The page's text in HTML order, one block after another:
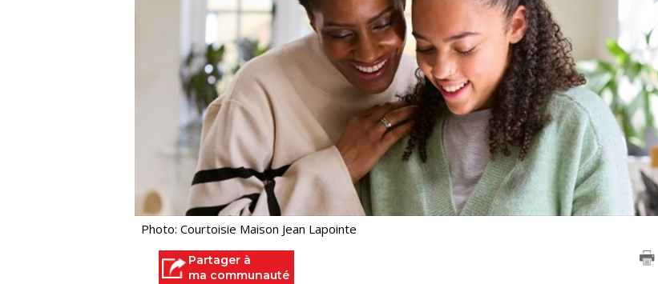
Photo: Courtoisie Maison Jean Lapointe
Partager à
ma communauté